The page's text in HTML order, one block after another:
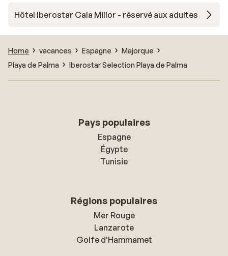
Hôtel Iberostar Cala Millor - réservé aux adultes
Home vacances Espagne
Majorque
Playa de Palma
Iberostar Selection Playa de Palma
Pays populaires
Espagne
Égypte
Tunisie
Régions populaires
Mer Rouge
Lanzarote
Golfe d'Hammamet